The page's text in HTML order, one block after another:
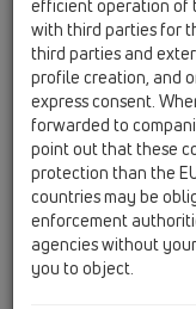
Особено
душ-
равнинен
сифонa
efficient operation of
with third parties for
third parties and
profile creation, and
express consent.
forwarded to
point out that these
protection than the
countries may be
enforcement
agencies without
you to object.